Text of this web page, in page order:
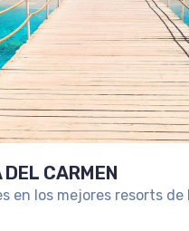
DEL CARMEN
en los mejores resorts de